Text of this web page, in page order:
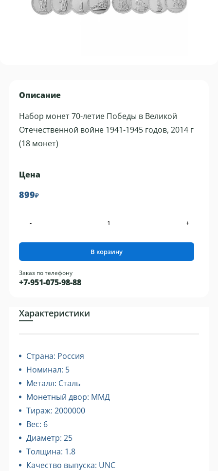
Описание
Набор монет 70-летие Победы в Великой
Отечественной войне 1941-1945 годов, 2014 г
(18 монет)
Цена
899₽
- +
В корзину
Заказ по телефону
+7-951-075-98-88
Характеристики
Страна: Россия
Номинал: 5
Металл: Сталь
Монетный двор: ММД
Тираж: 2000000
Вес: 6
Диаметр: 25
Толщина: 1.8
Качество выпуска: UNC